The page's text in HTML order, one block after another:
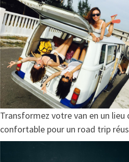
Transformez votre van en un lieu
confortable pour un road trip